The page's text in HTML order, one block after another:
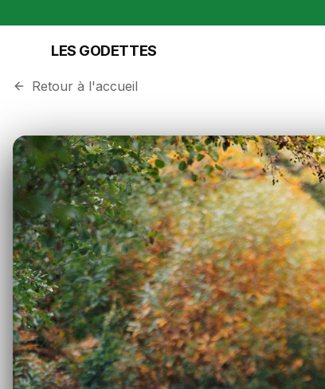
LES GODETTES
Retour à l'accueil